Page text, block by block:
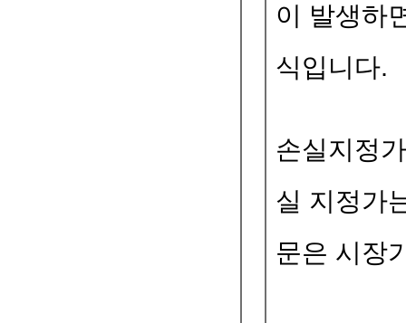
이 발생하
식입니다.
손실지정
실 지정가
문은 시장